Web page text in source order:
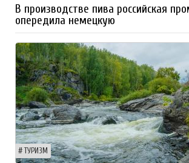
В производстве пива российская
опередила немецкую
ТУРИЗМ